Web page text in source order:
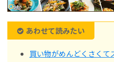
あわせて読みたい
買い物がめんどくさくて